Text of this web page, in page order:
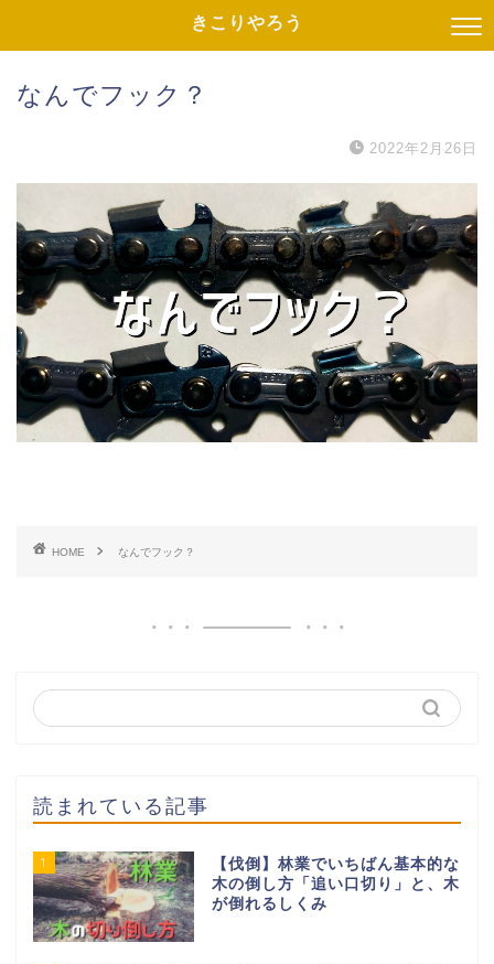
きこりやろう
なんでフック？
2022年2月26日
HOME なんでフック？
読まれている記事
1
【伐倒】林業でいちばん基本的な
木の倒し方「追い口切り」と、木
が倒れるしくみ